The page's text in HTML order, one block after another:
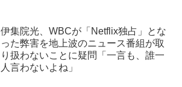
伊集院光、WBCが「Netflix独占」とな
った弊害を地上波のニュース番組が取
り扱わないことに疑問「一言も、誰一
人言わないよね」